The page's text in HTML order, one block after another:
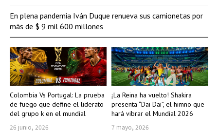
Colombia Vs Portugal: La prueba
de fuego que define el liderato
del grupo k en el mundial
26 junio, 2026
¡La Reina ha vuelto! Shakira
presenta “Dai Dai”, el himno que
hará vibrar el Mundial 2026
7 mayo, 2026
En plena pandemia Iván Duque renueva sus camionetas por
más de $ 9 mil 600 millones